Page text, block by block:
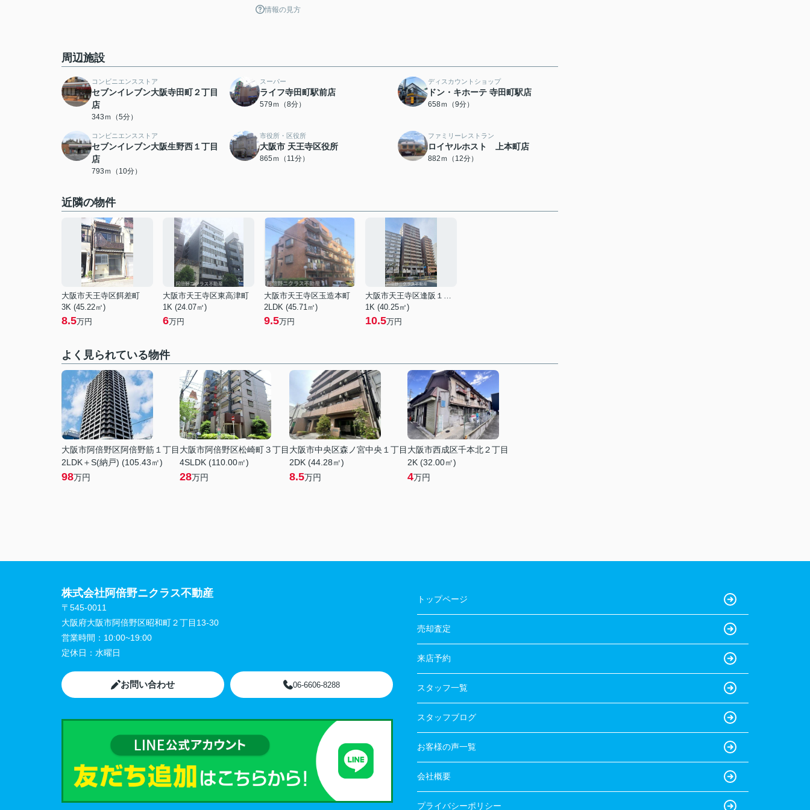
情報の見方
周辺施設
コンビニエンスストア
セブンイレブン大阪寺田町２丁目
店
343ｍ（5分）
スーパー
ライフ寺田町駅前店
579ｍ（8分）
ディスカウントショップ
ドン・キホーテ 寺田町駅店
658ｍ（9分）
コンビニエンスストア
セブンイレブン大阪生野西１丁目
店
793ｍ（10分）
市役所・区役所
大阪市 天王寺区役所
865ｍ（11分）
ファミリーレストラン
ロイヤルホスト 上本町店
882ｍ（12分）
近隣の物件
大阪市天王寺区餌差町
3K (45.22㎡)
8.5万円
大阪市天王寺区東高津町
1K (24.07㎡)
6万円
大阪市天王寺区玉造本町
2LDK (45.71㎡)
9.5万円
大阪市天王寺区逢阪１丁目
1K (40.25㎡)
10.5万円
よく見られている物件
大阪市阿倍野区阿倍野筋１丁目
2LDK＋S(納戸) (105.43㎡)
98万円
大阪市阿倍野区松崎町３丁目
4SLDK (110.00㎡)
28万円
大阪市中央区森ノ宮中央１丁目
2DK (44.28㎡)
8.5万円
大阪市西成区千本北２丁目
2K (32.00㎡)
4万円
株式会社阿倍野ニクラス不動産
〒545-0011
大阪府大阪市阿倍野区昭和町２丁目13-30
営業時間： 10:00~19:00
定休日： 水曜日
お問い合わせ 06-6606-8288
トップページ
売却査定
来店予約
スタッフ一覧
スタッフブログ
お客様の声一覧
会社概要
プライバシーポリシー